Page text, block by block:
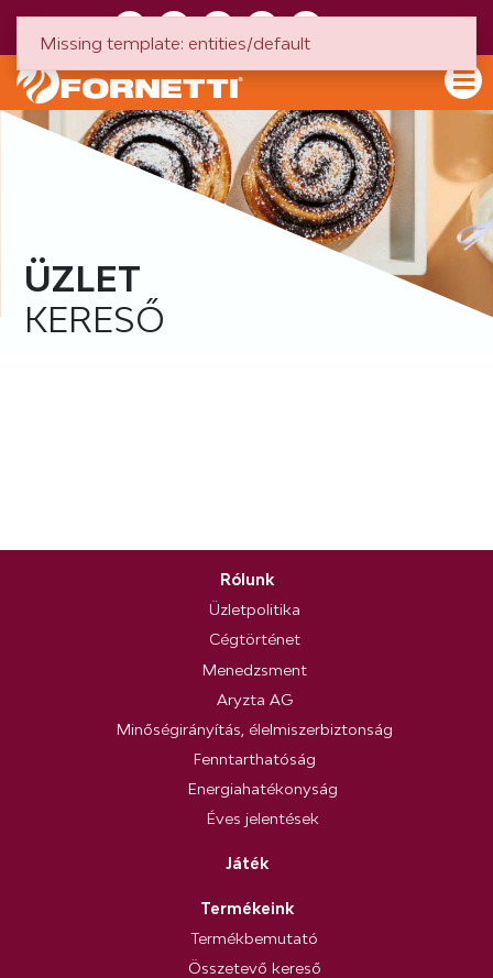
ÜZLET
KERESŐ
Rólunk
Üzletpolitika
Cégtörténet
Menedzsment
Aryzta AG
Minőségirányítás, élelmiszerbiztonság
Fenntarthatóság
Energiahatékonyság
Éves jelentések
Játék
Termékeink
Termékbemutató
Összetevő kereső
Missing template: entities/default